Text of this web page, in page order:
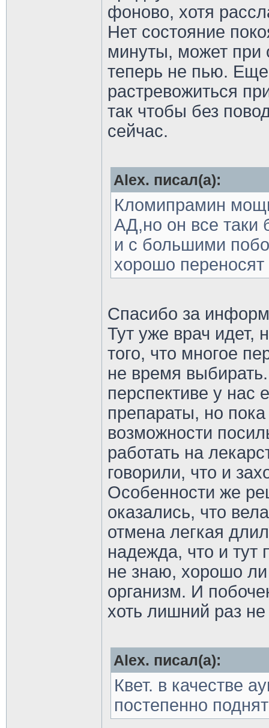
фоново, хотя
Нет состояние
минуты, может при
теперь не пью. Еще
растревожиться
так чтобы без
сейчас.
Alex. писал(а):
Кломипрамин
АД,но он все таки
и с большими
хорошо переносят
Спасибо за
Тут уже врач идет,
того, что многое
не время
перспективе у нас
препараты, но
возможности
работать на
говорили, что и
Особенности же
оказались, что
отмена легкая
надежда, что и тут
не знаю, хорошо ли
организм. И
хоть лишний раз
Alex. писал(а):
Квет. в качестве
постепенно